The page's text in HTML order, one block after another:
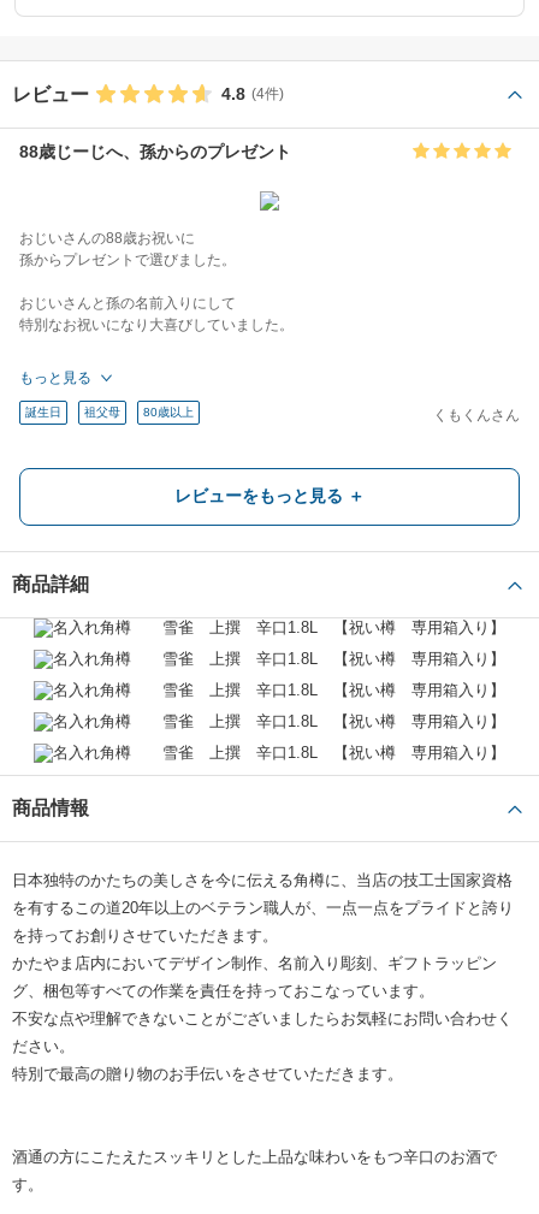
レビュー 4.8 (4件)
88歳じーじへ、孫からのプレゼント
おじいさんの88歳お祝いに
孫からプレゼントで選びました。
おじいさんと孫の名前入りにして
特別なお祝いになり大喜びしていました。
愛犬と一緒に写真を撮りましたので
大体の大きさが分かれば嬉しいです( ＾∀＾)
もっと見る
誕生日 祖父母 80歳以上 くもくんさん
購入者
とても喜ばれました おすすめです
札幌でお世話になっているお店の10周年祝いで贈らせていただきました。
今回周年イベントをされるのを知ったのが最近だったため 納期面で
ご無理をお願いしてしまったのですが 迅速かつ丁寧に対応いただき
無事間に合って届けていただけました、ありがとうございました。
大変喜んでいただき ただご高齢のママ&ご常連さんのお店なもので
現物の写真が入手できず参考にしていただきにくいのですが 注文時に
添付のようなイメージ画を送って下さいます、もうイメージ通り
開店・開業祝い 60代 あさやん
ギフトモールより感謝申し上げます
この度は大切な方へ贈るプレゼントに、「名入れ角樽」の商品をご利用
くださりありがとうございました。また、ご感想やご評価をいただけま
したこと、心より感謝申し上げます。
こちらは気持ちを込めて贈るお祝いの贈りものにぴったりな、名入れが
お相手様にも大変お喜びいただけたようで嬉しい気持ちでいっぱいでご
ギフトモール 小西
もっと見る
レビューをもっと見る ＋
商品詳細
商品情報
日本独特のかたちの美しさを今に伝える角樽に、当店の技工士国家資格
を有するこの道20年以上のベテラン職人が、一点一点をプライドと誇り
を持ってお創りさせていただきます。
かたやま店内においてデザイン制作、名前入り彫刻、ギフトラッピン
グ、梱包等すべての作業を責任を持っておこなっています。
不安な点や理解できないことがございましたらお気軽にお問い合わせく
ださい。
特別で最高の贈り物のお手伝いをさせていただきます。
酒通の方にこたえたスッキリとした上品な味わいをもつ辛口のお酒で
す。